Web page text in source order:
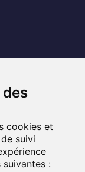
cookies et
suivi
: